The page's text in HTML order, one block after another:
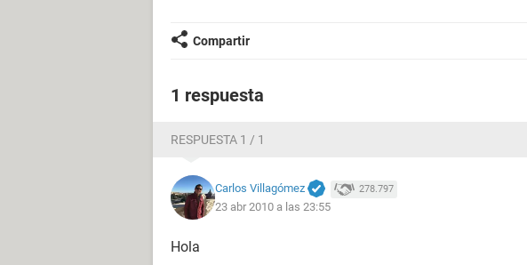
Compartir
1 respuesta
RESPUESTA 1 / 1
Carlos Villagómez 278.797
23 abr 2010 a las 23:55
Hola